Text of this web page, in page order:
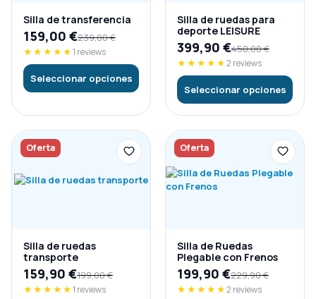
Silla de transferencia
159,00 €239,00€
★★★★★1 reviews
Seleccionar opciones
Silla de ruedas para
deporte LEISURE
399,90 €450,00€
★★★★★2 reviews
Seleccionar opciones
Oferta
Silla de ruedas
transporte
159,90 €199,00€
★★★★★1 reviews
Oferta
Silla de Ruedas
Plegable con Frenos
199,90 €229,90€
★★★★★2 reviews